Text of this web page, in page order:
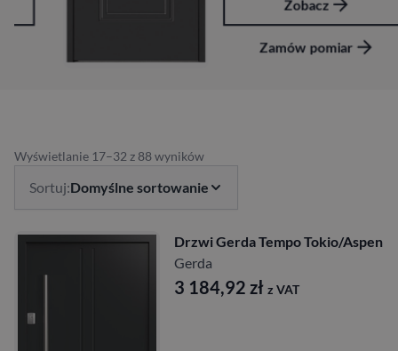
Zamów pomiar
Wyświetlanie 17–32 z 88 wyników
Sortuj:Domyślne sortowanie
Drzwi Gerda Tempo Tokio/Aspen
Gerda
3 184,92 zł z VAT